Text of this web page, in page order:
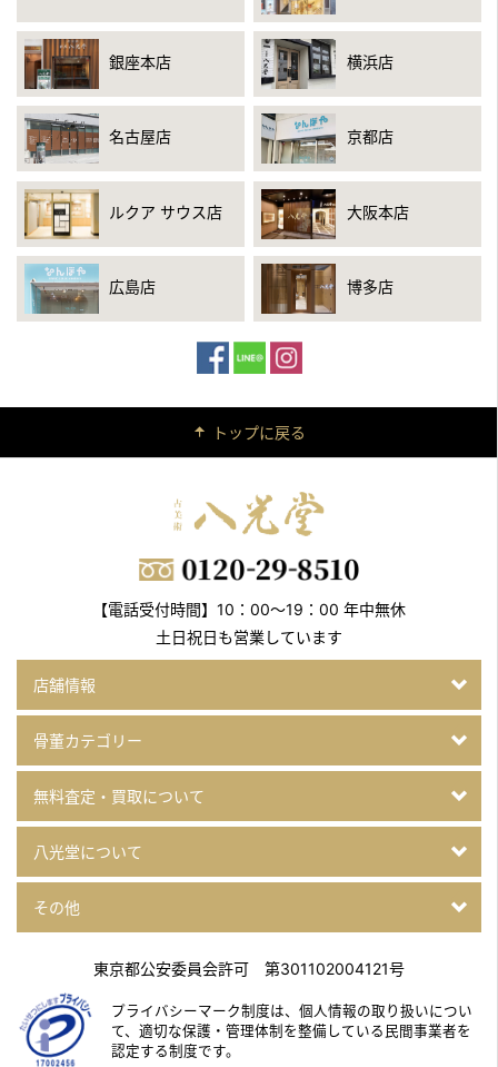
銀座本店 横浜店
名古屋店 京都店
ルクア サウス店 大阪本店
広島店 博多店
トップに戻る
【電話受付時間】10：00～19：00 年中無休
土日祝日も営業しています
店舗情報
骨董カテゴリー
無料査定・買取について
八光堂について
その他
東京都公安委員会許可 第301102004121号
プライバシーマーク制度は、個人情報の取り扱いについ
て、適切な保護・管理体制を整備している民間事業者を
認定する制度です。